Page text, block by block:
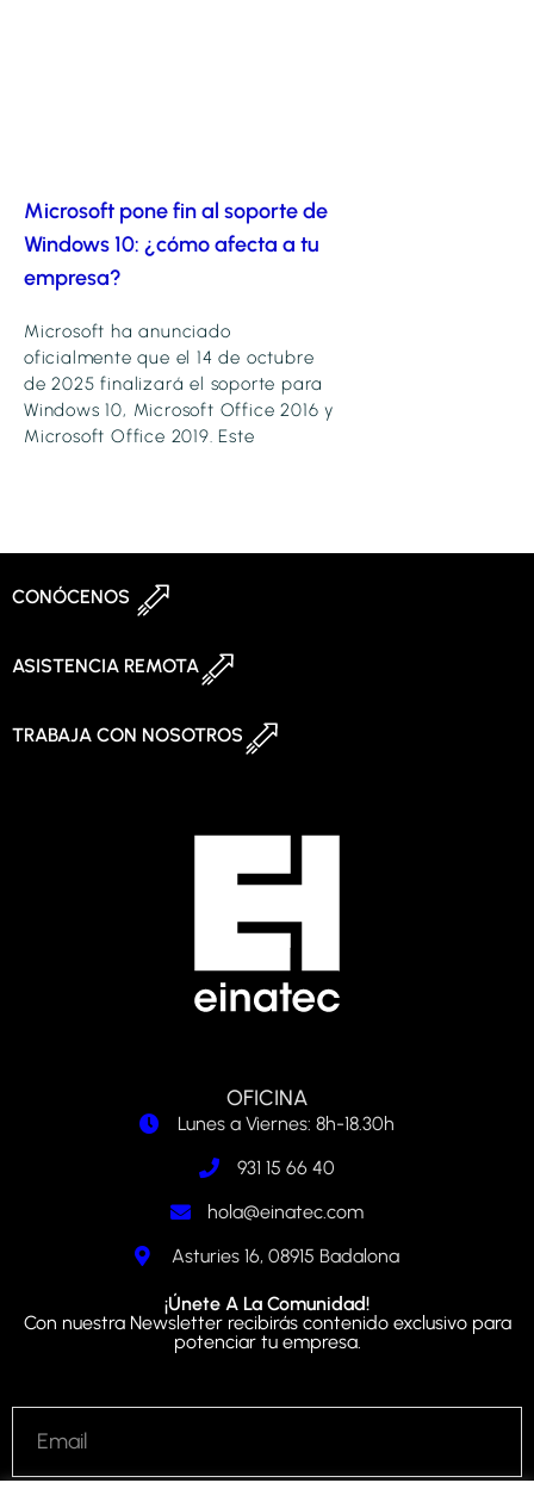
Microsoft pone fin al soporte de
Windows 10: ¿cómo afecta a tu
empresa?
Microsoft ha anunciado
oficialmente que el 14 de octubre
de 2025 finalizará el soporte para
Windows 10, Microsoft Office 2016 y
Microsoft Office 2019. Este
CONÓCENOS
ASISTENCIA REMOTA
TRABAJA CON NOSOTROS
OFICINA
Lunes a Viernes: 8h-18.30h
931 15 66 40
hola@einatec.com
Asturies 16, 08915 Badalona
¡Únete A La Comunidad!
Con nuestra Newsletter recibirás contenido exclusivo para
potenciar tu empresa.